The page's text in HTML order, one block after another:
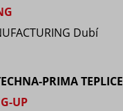
Dubí
PRIMA TEPLICE
UP